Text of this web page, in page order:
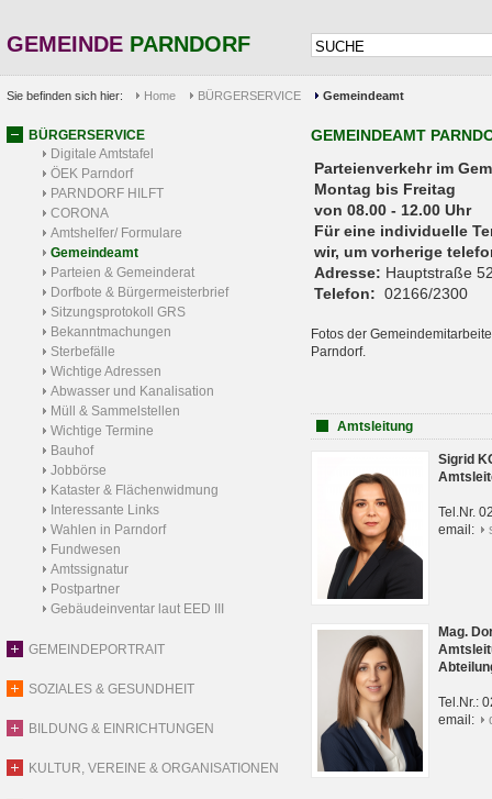
GEMEINDE PARNDORF
Sie befinden sich hier: Home BÜRGERSERVICE Gemeindeamt
BÜRGERSERVICE
Digitale Amtstafel
ÖEK Parndorf
PARNDORF HILFT
CORONA
Amtshelfer/ Formulare
Gemeindeamt
Parteien & Gemeinderat
Dorfbote & Bürgermeisterbrief
Sitzungsprotokoll GRS
Bekanntmachungen
Sterbefälle
Wichtige Adressen
Abwasser und Kanalisation
Müll & Sammelstellen
Wichtige Termine
Bauhof
Jobbörse
Kataster & Flächenwidmung
Interessante Links
Wahlen in Parndorf
Fundwesen
Amtssignatur
Postpartner
Gebäudeinventar laut EED III
GEMEINDEPORTRAIT
SOZIALES & GESUNDHEIT
BILDUNG & EINRICHTUNGEN
KULTUR, VEREINE & ORGANISATIONEN
GEMEINDEAMT
Parteienverkehr
Montag bis Freitag
von 08.00 - 12.00 Uhr
Für eine individuelle
wir, um vorherige
Adresse: Hauptstraße
Telefon: 02166/2300
Fotos der
Parndorf.
Amtsleitung
Sigrid
Tel.Nr.
email:
Mag.
Tel.Nr.:
email: